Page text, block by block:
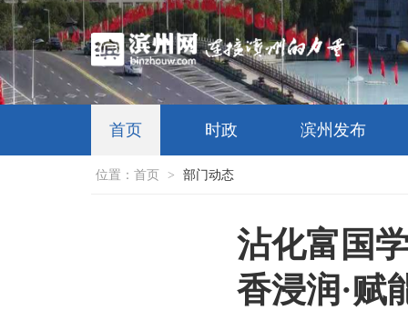
首页 时政 滨州发布
位置： 首页 > 部门动态
沾化富国
香浸润·赋